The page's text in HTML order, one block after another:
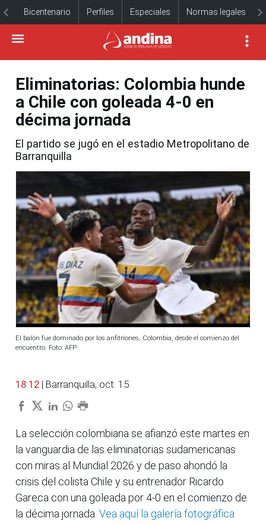
Bicentenario Perfiles Especiales Normas legales
Eliminatorias: Colombia hunde
a Chile con goleada 4-0 en
décima jornada
El partido se jugó en el estadio Metropolitano de
Barranquilla
El balón fue dominado por los anfitriones, Colombia, desde el comienzo del
encuentro. Foto: AFP
18:12 | Barranquilla, oct. 15.
La selección colombiana se afianzó este martes en
la vanguardia de las eliminatorias sudamericanas
con miras al Mundial 2026 y de paso ahondó la
crisis del colista Chile y su entrenador Ricardo
Gareca con una goleada por 4-0 en el comienzo de
la décima jornada. Vea aquí la galería fotográfica